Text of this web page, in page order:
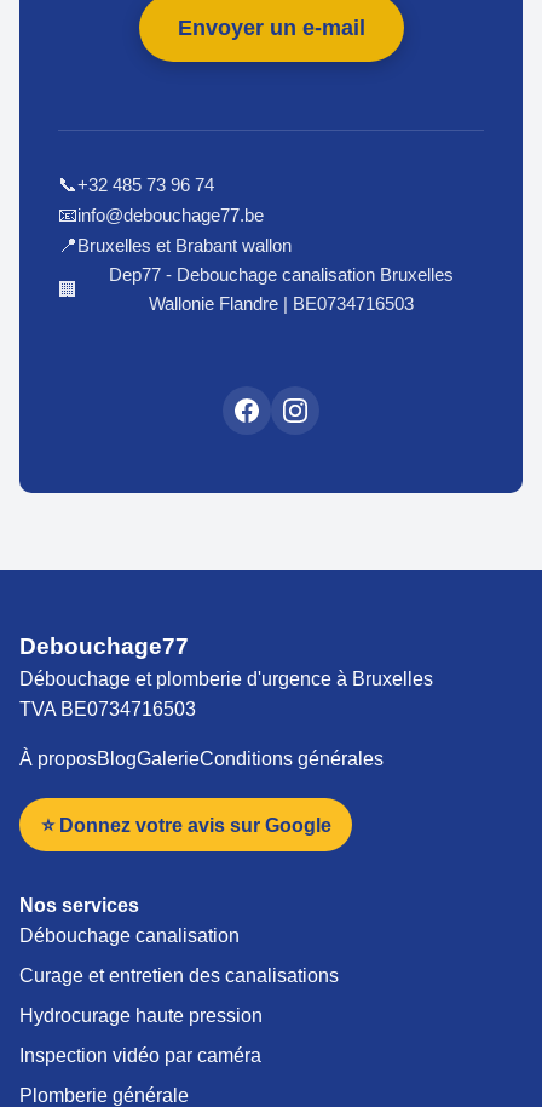
Envoyer un e-mail
📞+32 485 73 96 74
📧info@debouchage77.be
📍Bruxelles et Brabant wallon
🏢
Dep77 - Debouchage canalisation Bruxelles
Wallonie Flandre | BE0734716503
Debouchage77
Débouchage et plomberie d'urgence à Bruxelles
TVA BE0734716503
À proposBlogGalerieConditions générales
⭐ Donnez votre avis sur Google
Nos services
Débouchage canalisation
Curage et entretien des canalisations
Hydrocurage haute pression
Inspection vidéo par caméra
Plomberie générale